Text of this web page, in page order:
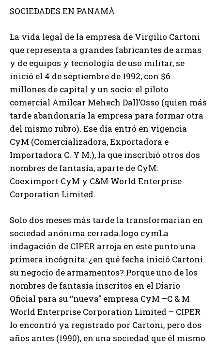
SOCIEDADES EN PANAMÁ
La vida legal de la empresa de Virgilio Cartoni
que representa a grandes fabricantes de armas
y de equipos y tecnología de uso militar, se
inició el 4 de septiembre de 1992, con $6
millones de capital y un socio: el piloto
comercial Amilcar Mehech Dall’Osso (quien más
tarde abandonaría la empresa para formar otra
del mismo rubro). Ese día entró en vigencia
CyM (Comercializadora, Exportadora e
Importadora C. Y M.), la que inscribió otros dos
nombres de fantasía, aparte de CyM:
Coeximport CyM y C&M World Enterprise
Corporation Limited.
Solo dos meses más tarde la transformarían en
sociedad anónima cerrada.logo cymLa
indagación de CIPER arroja en este punto una
primera incógnita: ¿en qué fecha inició Cartoni
su negocio de armamentos? Porque uno de los
nombres de fantasía inscritos en el Diario
Oficial para su “nueva” empresa CyM –C & M
World Enterprise Corporation Limited – CIPER
lo encontró ya registrado por Cartoni, pero dos
años antes (1990), en una sociedad que él mismo